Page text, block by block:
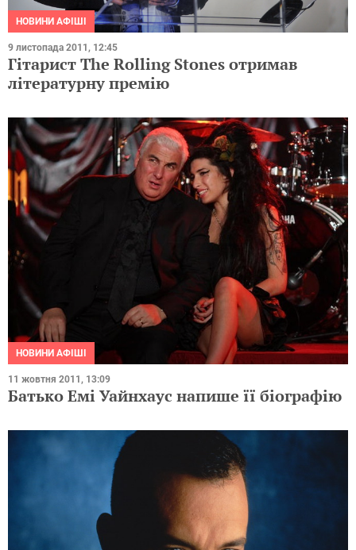
НОВИНИ АФІШІ
9 листопада 2011, 12:45
Гітарист The Rolling Stones отримав
літературну премію
НОВИНИ АФІШІ
11 жовтня 2011, 13:09
Батько Емі Уайнхаус напише її біографію